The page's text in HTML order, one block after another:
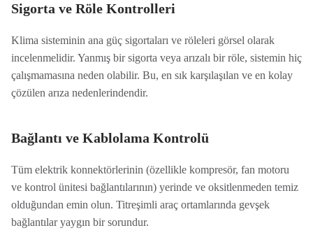
Sigorta ve Röle Kontrolleri
Klima sisteminin ana güç sigortaları ve röleleri görsel olarak
incelenmelidir. Yanmış bir sigorta veya arızalı bir röle, sistemin hiç
çalışmamasına neden olabilir. Bu, en sık karşılaşılan ve en kolay
çözülen arıza nedenlerindendir.
Bağlantı ve Kablolama Kontrolü
Tüm elektrik konnektörlerinin (özellikle kompresör, fan motoru
ve kontrol ünitesi bağlantılarının) yerinde ve oksitlenmeden temiz
olduğundan emin olun. Titreşimli araç ortamlarında gevşek
bağlantılar yaygın bir sorundur.